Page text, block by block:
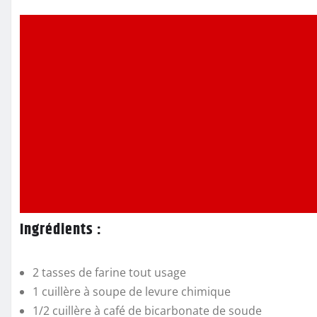
Ingrédients :
2 tasses de farine tout usage
1 cuillère à soupe de levure chimique
1/2 cuillère à café de bicarbonate de soude